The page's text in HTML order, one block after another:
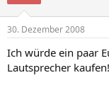
30. Dezember 2008
Ich würde ein paar
Lautsprecher kaufen!